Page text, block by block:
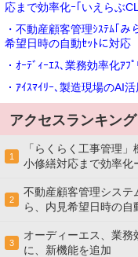
応まで効率化ｰ｢いえらぶ
・不動産顧客管理ｼｽﾃﾑ｢
希望日時の自動ｾｯﾄに対応
・ｵｰﾃﾞｨｰｴｽ､業務効率化ｱ
・ｱｲｽﾏｲﾘｰ､製造現場のAI
アクセスランキング
1
「らくらく工事管理
小修繕対応まで効率化
2
不動産顧客管理システ
ら、内見希望日時の自
3
オーディーエス、業務
に、新機能を追加